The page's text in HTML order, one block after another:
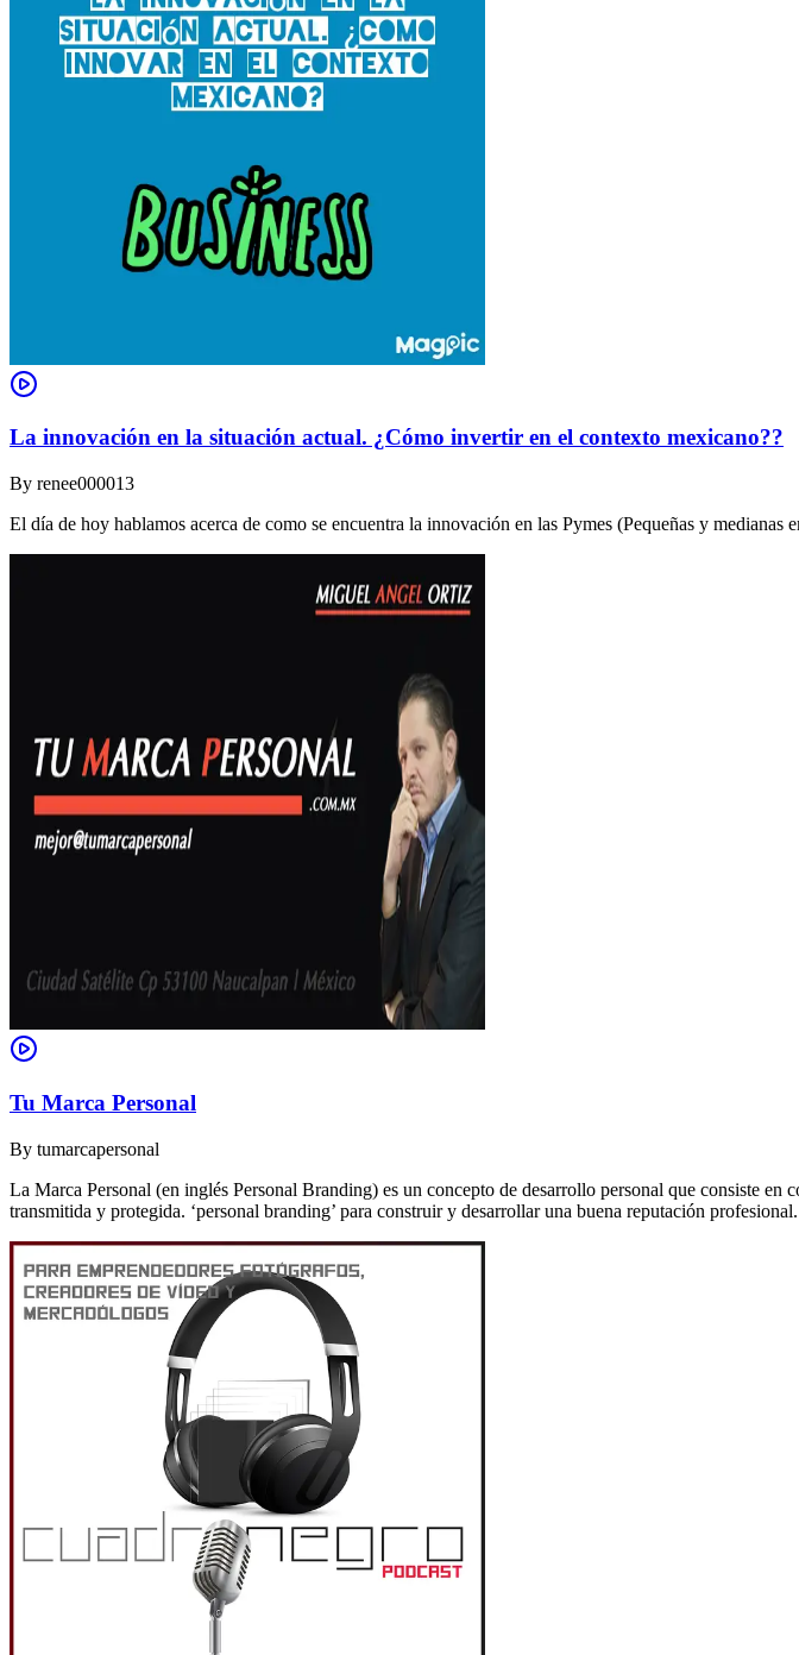
La innovación en la situación actual. ¿Cómo invertir en el contexto mexicano??
By renee000013
El día de hoy hablamos acerca de como se encuentra la innovación en las Pymes (Pequeñas y medianas
Tu Marca Personal
By tumarcapersonal
La Marca Personal (en inglés Personal Branding) es un concepto de desarrollo personal que consiste
transmitida y protegida. ‘personal branding’ para construir y desarrollar una buena reputación